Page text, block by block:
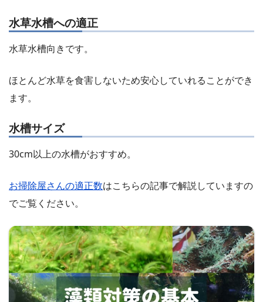
水草水槽への適正
水草水槽向きです。
ほとんど水草を食害しないため安心していれることができ
ます。
水槽サイズ
30cm以上の水槽がおすすめ。
お掃除屋さんの適正数はこちらの記事で解説していますの
でご覧ください。